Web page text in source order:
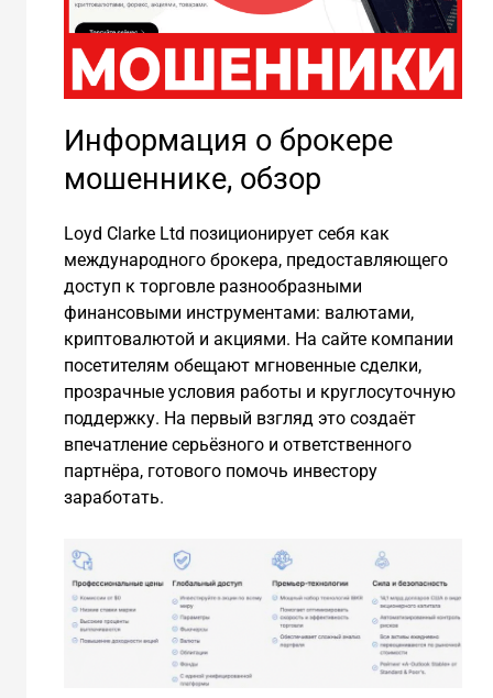
Информация о брокере
мошеннике, обзор
Loyd Clarke Ltd позиционирует себя как
международного брокера, предоставляющего
доступ к торговле разнообразными
финансовыми инструментами: валютами,
криптовалютой и акциями. На сайте компании
посетителям обещают мгновенные сделки,
прозрачные условия работы и круглосуточную
поддержку. На первый взгляд это создаёт
впечатление серьёзного и ответственного
партнёра, готового помочь инвестору
заработать.